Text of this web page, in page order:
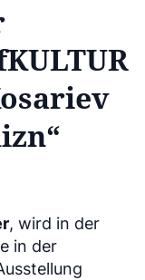
, wird in der
in der